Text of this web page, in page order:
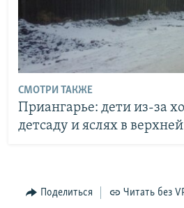
СМОТРИ ТАКЖЕ
Приангарье: дети из-за
детсаду и яслях в
Поделиться Читать без